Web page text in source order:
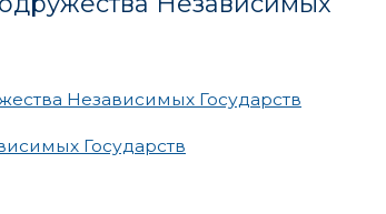
Независимых Государств
Государств